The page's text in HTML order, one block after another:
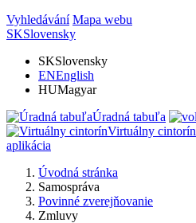
Vyhledávání Mapa webu
SKSlovensky
SKSlovensky
ENEnglish
HUMagyar
Úradná tabuľa
Virtuálny cintorín
aplikácia
Úvodná stránka
Samospráva
Povinné zverejňovanie
Zmluvy